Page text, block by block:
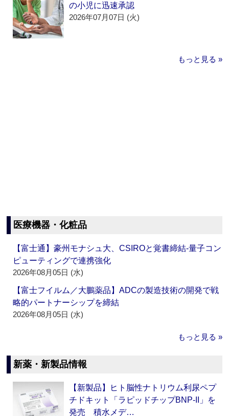
の小児に迅速承認
2026年07月07日 (火)
もっと見る »
医療機器・化粧品
【富士通】豪州モナシュ大、CSIROと覚書締結‐量子コン
ピューティングで連携強化
2026年08月05日 (水)
【富士フイルム／大鵬薬品】ADCの製造技術の開発で戦
略的パートナーシップを締結
2026年08月05日 (水)
もっと見る »
新薬・新製品情報
【新製品】ヒト脳性ナトリウム利尿ペプ
チドキット「ラピッドチップBNP-II」を
発売 積水メデ…